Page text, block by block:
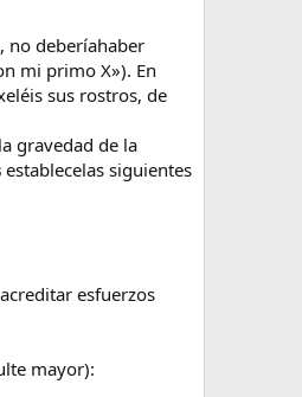
no deberíahaber
mi primo X»). En
sus rostros, de
gravedad de la
establecelas siguientes
esfuerzos
mayor):